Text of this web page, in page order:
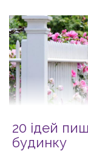
20 ідей
будинку